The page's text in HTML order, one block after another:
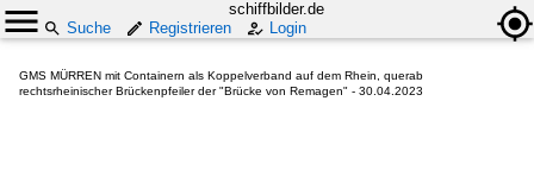
schiffbilder.de
Suche
Registrieren Login
GMS MÜRREN mit Containern als Koppelverband auf dem Rhein, querab
rechtsrheinischer Brückenpfeiler der "Brücke von Remagen" - 30.04.2023